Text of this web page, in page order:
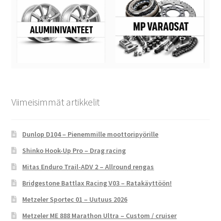
Viimeisimmät artikkelit
Dunlop D104 – Pienemmille moottoripyörille
Shinko Hook-Up Pro – Drag racing
Mitas Enduro Trail-ADV 2 – Allround rengas
Bridgestone Battlax Racing V03 – Ratakäyttöön!
Metzeler Sportec 01 – Uutuus 2026
Metzeler ME 888 Marathon Ultra – Custom / cruiser